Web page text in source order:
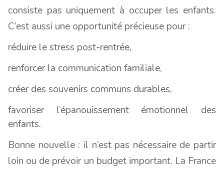
consiste pas uniquement à occuper les enfants.
C’est aussi une opportunité précieuse pour :
réduire le stress post-rentrée,
renforcer la communication familiale,
créer des souvenirs communs durables,
favoriser l’épanouissement émotionnel des
enfants.
Bonne nouvelle : il n’est pas nécessaire de partir
loin ou de prévoir un budget important. La France